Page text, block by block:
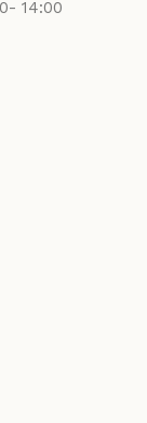
14:00